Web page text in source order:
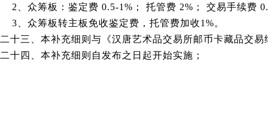
2、众筹板：鉴定费 0.5-1%； 托管费 2%； 交易手续费
3、众筹板转主板免收鉴定费，托管费加收1%。
二十三、本补充细则与《汉唐艺术品交易所邮币卡藏品交
二十四、本补充细则自发布之日起开始实施；